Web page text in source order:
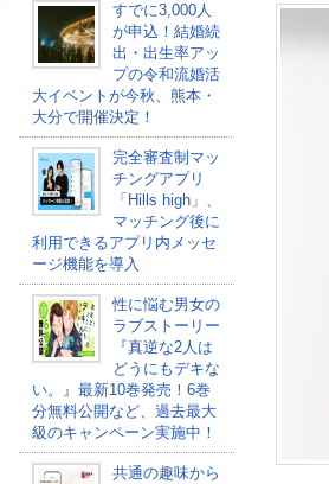
すでに3,000人
が申込！結婚続
出・出生率アッ
プの令和流婚活
大イベントが今秋、熊本・
大分で開催決定！
完全審査制マッ
チングアプリ
「Hills high」、
マッチング後に
利用できるアプリ内メッセ
ージ機能を導入
性に悩む男女の
ラブストーリー
『真逆な2人は
どうにもデキな
い。』最新10巻発売！6巻
分無料公開など、過去最大
級のキャンペーン実施中！
共通の趣味から